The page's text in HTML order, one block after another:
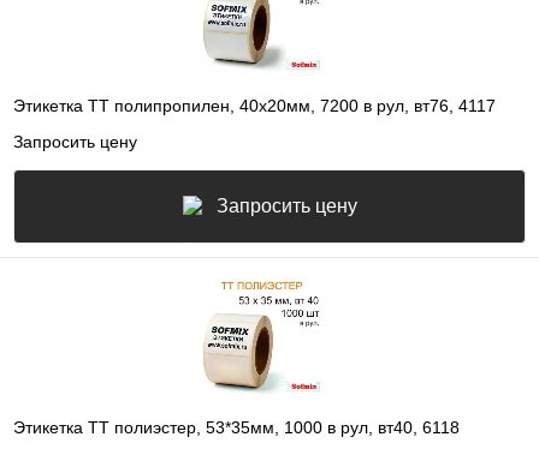
Этикетка ТТ полипропилен, 40х20мм, 7200 в рул, вт76, 4117
Запросить цену
Запросить цену
Этикетка ТТ полиэстер, 53*35мм, 1000 в рул, вт40, 6118